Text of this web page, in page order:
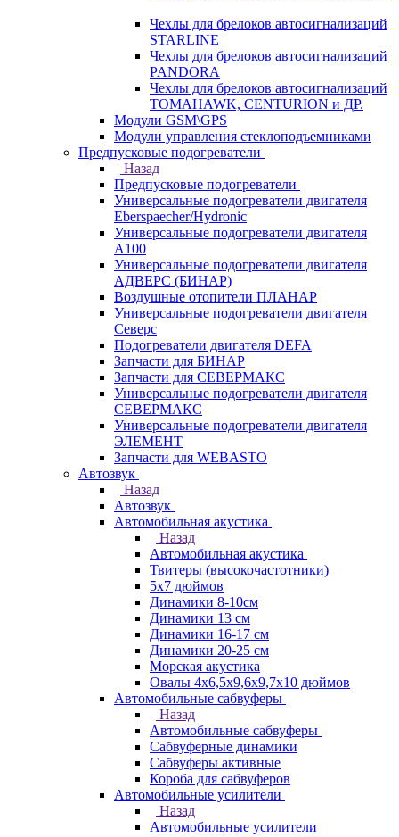
Чехлы для брелоков автосигнализаций
STARLINE
Чехлы для брелоков автосигнализаций
PANDORA
Чехлы для брелоков автосигнализаций
TOMAHAWK, CENTURION и ДР.
Модули GSM\GPS
Модули управления стеклоподъемниками
Предпусковые подогреватели
Назад
Предпусковые подогреватели
Универсальные подогреватели двигателя
Eberspaecher/Hydronic
Универсальные подогреватели двигателя
A100
Универсальные подогреватели двигателя
АДВЕРС (БИНАР)
Воздушные отопители ПЛАНАР
Универсальные подогреватели двигателя
Северс
Подогреватели двигателя DEFA
Запчасти для БИНАР
Запчасти для СЕВЕРМАКС
Универсальные подогреватели двигателя
СЕВЕРМАКС
Универсальные подогреватели двигателя
ЭЛЕМЕНТ
Запчасти для WEBASTO
Автозвук
Назад
Автозвук
Автомобильная акустика
Назад
Автомобильная акустика
Твитеры (высокочастотники)
5x7 дюймов
Динамики 8-10см
Динамики 13 см
Динамики 16-17 см
Динамики 20-25 см
Морская акустика
Овалы 4х6,5х9,6x9,7х10 дюймов
Автомобильные сабвуферы
Назад
Автомобильные сабвуферы
Сабвуферные динамики
Сабвуферы активные
Короба для сабвуферов
Автомобильные усилители
Назад
Автомобильные усилители